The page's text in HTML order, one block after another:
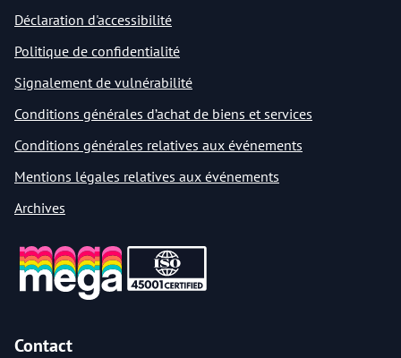
Déclaration d'accessibilité
Politique de confidentialité
Signalement de vulnérabilité
Conditions générales d’achat de biens et services
Conditions générales relatives aux événements
Mentions légales relatives aux événements
Archives
Contact